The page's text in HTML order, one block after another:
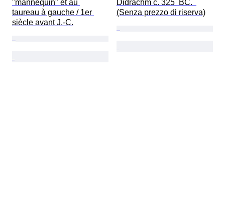
"mannequin" et au
taureau à gauche / 1er
siècle avant J.-C.
Didrachm c. 325  BC.
(Senza prezzo di riserva)